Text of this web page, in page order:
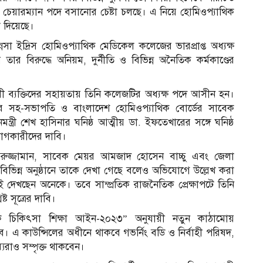
পদে বসানোর চেষ্টা চলছে। এ নিয়ে হোমিওপ্যাথিক
ইদ্রিস হোমিওপ্যাথিক মেডিকেল কলেজের ভারপ্রাপ্ত অধ্যক্ষ
বিরুদ্ধে অনিয়ম, দুর্নীতি ও বিভিন্ন অনৈতিক কর্মকাণ্ডের
সহায়তায় তিনি কলেজটির অধ্যক্ষ পদে আসীন হন।
সভাপতি ও বাংলাদেশ হোমিওপ্যাথিক বোর্ডের সাবেক
শেখ হাসিনার ঘনিষ্ঠ আত্মীয় ডা. ইফতেখারের সঙ্গে ঘনিষ্ঠ
দাবি।
সাবেক মেয়র আমজাদ হোসেন বাচ্চু এবং জেলা
অনুষ্ঠানে তাকে দেখা গেছে বলেও অভিযোগে উল্লেখ করা
অনেকে। তবে সাম্প্রতিক রাজনৈতিক প্রেক্ষাপটে তিনি
সূত্রের দাবি।
চিকিৎসা শিক্ষা আইন-২০২৩” অনুযায়ী নতুন কাঠামোয়
এ কাউন্সিলের অধীনে থাকবে গভর্নিং বডি ও নির্বাহী পরিষদ,
সম্পৃক্ত থাকবেন।